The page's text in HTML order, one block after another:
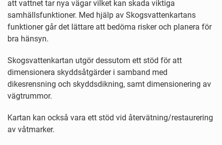
att vattnet tar nya vägar vilket kan skada viktiga
samhällsfunktioner. Med hjälp av Skogsvattenkartans
funktioner går det lättare att bedöma risker och planera för
bra hänsyn.
Skogsvattenkartan utgör dessutom ett stöd för att
dimensionera skyddsåtgärder i samband med
dikesrensning och skyddsdikning, samt dimensionering av
vägtrummor.
Kartan kan också vara ett stöd vid återvätning/restaurering
av våtmarker.